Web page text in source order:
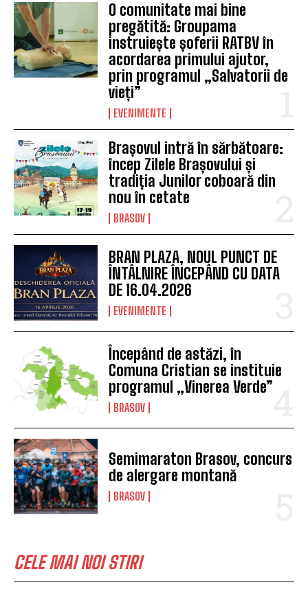
O comunitate mai bine
pregătită: Groupama
instruiește șoferii RATBV în
acordarea primului ajutor,
prin programul „Salvatorii de
vieți”
EVENIMENTE
Brașovul intră în sărbătoare:
încep Zilele Brașovului și
tradiția Junilor coboară din
nou în cetate
BRASOV
BRAN PLAZA, NOUL PUNCT DE
ÎNTÂLNIRE ÎNCEPÂND CU DATA
DE 16.04.2026
EVENIMENTE
Începând de astăzi, în
Comuna Cristian se instituie
programul „Vinerea Verde”
BRASOV
Semimaraton Brasov, concurs
de alergare montană
BRASOV
CELE MAI NOI STIRI